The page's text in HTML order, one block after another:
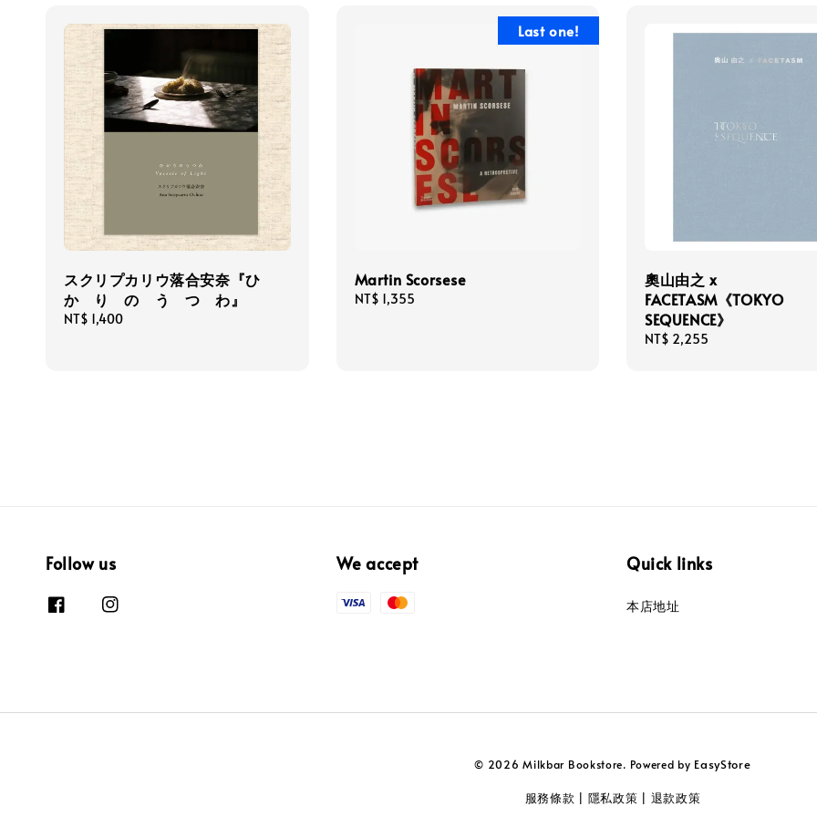
スクリプカリウ落合安奈『ひ
か り の う つ わ』
Regular
NT$ 1,400
Last one!
Martin Scorsese
Regular
NT$ 1,355
奧山由之 x
FACETASM《TOKYO
SEQUENCE》
Regular
NT$ 2,255
Follow us We accept Quick links
本店地址
© 2026 Milkbar Bookstore. Powered by EasyStore
服務條款 隱私政策 退款政策